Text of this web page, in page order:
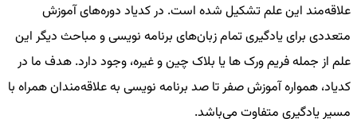
علاقه‌مند این علم تشکیل شده است. در کدیاد دوره‌های آموزش
متعددی برای یادگیری تمام زبان‌های برنامه نویسی و مباحث دیگر این
علم از جمله فریم ورک ها یا بلاک چین و غیره، وجود دارد. هدف ما در
کدیاد، همواره آموزش صفر تا صد برنامه نویسی به علاقه‌مندان همراه با
مسیر یادگیری متفاوت می‌باشد.